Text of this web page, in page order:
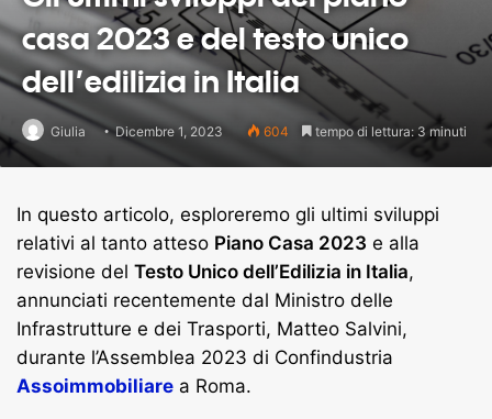
casa 2023 e del testo unico
dell’edilizia in Italia
Giulia Dicembre 1, 2023 604 tempo di lettura: 3 minuti
In questo articolo, esploreremo gli ultimi sviluppi
relativi al tanto atteso Piano Casa 2023 e alla
revisione del Testo Unico dell’Edilizia in Italia,
annunciati recentemente dal Ministro delle
Infrastrutture e dei Trasporti, Matteo Salvini,
durante l’Assemblea 2023 di Confindustria
Assoimmobiliare a Roma.